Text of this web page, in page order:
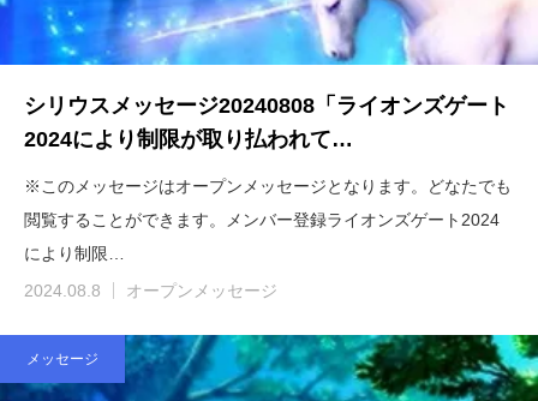
シリウスメッセージ20240808「ライオンズゲート
2024により制限が取り払われて…
※このメッセージはオープンメッセージとなります。どなたでも
閲覧することができます。メンバー登録ライオンズゲート2024
により制限…
2024.08.8
オープンメッセージ
メッセージ